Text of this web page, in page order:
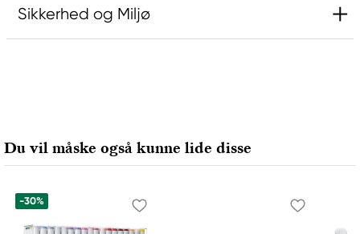
Sikkerhed og Miljø
65205 Wiesbaden, Germany
export@holtz-gmbh.de
Du vil måske også kunne lide disse
-30%